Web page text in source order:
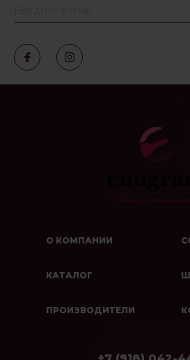
О КОМПАНИИ
КАТАЛОГ
ПРОИЗВОДИТЕЛИ